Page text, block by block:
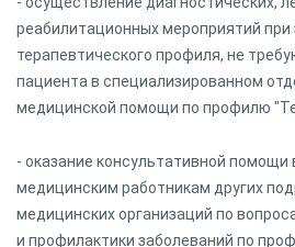
реабилитационных мероприятий при
терапевтического профиля, не
пациента в специализированном
медицинской помощи по профилю
- оказание консультативной
медицинским работникам других
медицинских организаций по
и профилактики заболеваний по